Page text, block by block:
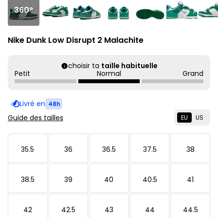
360°
Nike Dunk Low Disrupt 2 Malachite
choisir ta taille habituelle
Petit
Normal Grand
Livré en 48h
Guide des tailles EU US
35.5 36 36.5 37.5 38
38.5 39 40 40.5 41
42 42.5 43 44 44.5